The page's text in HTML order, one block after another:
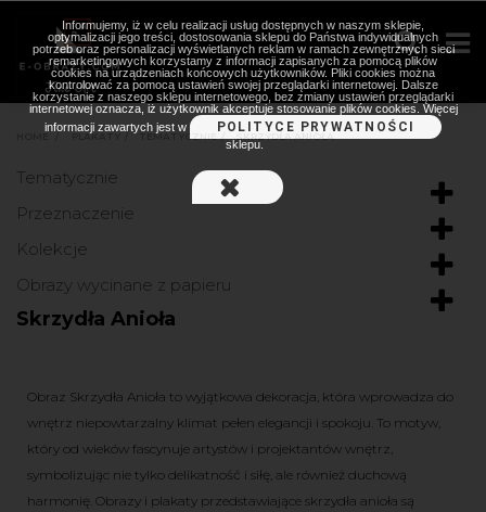
PLAKATY > TEMATYCZNIE
Tematycznie
Przeznaczenie
Kolekcje
Obrazy wycinane z papieru
Skrzydła Anioła
Obraz Skrzydła Anioła to wyjątkowa dekoracja, która wprowadza do
wnętrz niepowtarzalny klimat pełen elegancji i spokoju. To motyw,
który od wieków fascynuje artystów i projektantów wnętrz,
symbolizując nie tylko delikatność i siłę, ale również duchową
harmonię. Obrazy i plakaty przedstawiające skrzydła anioła są
Informujemy, iż w celu realizacji usług dostępnych w naszym sklepie,
optymalizacji jego treści, dostosowania sklepu do Państwa indywidualnych
potrzeb oraz personalizacji wyświetlanych reklam w ramach zewnętrznych sieci
remarketingowych korzystamy z informacji zapisanych za pomocą plików
cookies na urządzeniach końcowych użytkowników. Pliki cookies można
kontrolować za pomocą ustawień swojej przeglądarki internetowej. Dalsze
korzystanie z naszego sklepu internetowego, bez zmiany ustawień przeglądarki
internetowej oznacza, iż użytkownik akceptuje stosowanie plików cookies. Więcej
informacji zawartych jest w
POLITYCE PRYWATNOŚCI
sklepu.